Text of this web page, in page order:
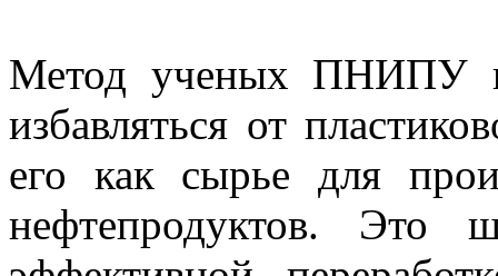
Метод ученых ПНИПУ
избавляться от
его как сырье для
нефтепродуктов. Это